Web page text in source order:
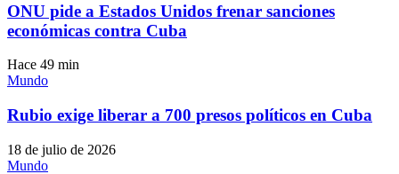
ONU pide a Estados Unidos frenar sanciones
económicas contra Cuba
Hace 49 min
Mundo
Rubio exige liberar a 700 presos políticos en Cuba
18 de julio de 2026
Mundo